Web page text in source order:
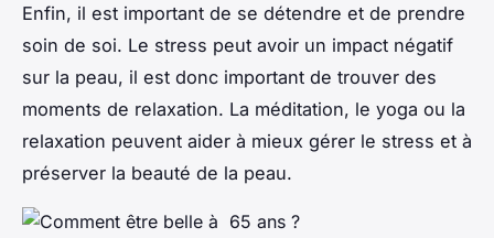
Enfin, il est important de se détendre et de prendre
soin de soi. Le stress peut avoir un impact négatif
sur la peau, il est donc important de trouver des
moments de relaxation. La méditation, le yoga ou la
relaxation peuvent aider à mieux gérer le stress et à
préserver la beauté de la peau.